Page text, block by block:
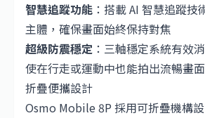
智慧追蹤功能 ：搭載 AI 智慧追蹤
主體，確保畫面始終保持對焦
超級防震穩定 ：三軸穩定系統有效
使在行走或運動中也能拍出流暢畫面
折疊便攜設計
Osmo Mobile 8P 採用可折疊機構